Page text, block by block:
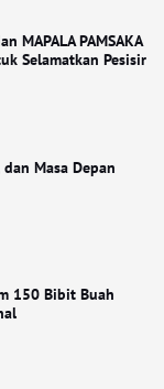
MAPALA PAMSAKA
Selamatkan Pesisir
Masa Depan
150 Bibit Buah